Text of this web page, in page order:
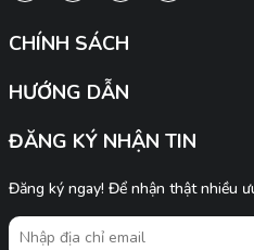
CHÍNH SÁCH
HƯỚNG DẪN
ĐĂNG KÝ NHẬN TIN
Đăng ký ngay! Để nhận thật nhiều